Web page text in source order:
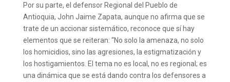
Por su parte, el defensor Regional del Pueblo de
Antioquia, John Jaime Zapata, aunque no afirma que se
trate de un accionar sistemático, reconoce que sí hay
elementos que se reiteran: “No solo la amenaza, no solo
los homicidios, sino las agresiones, la estigmatización y
los hostigamientos. El tema no es local, no es regional; es
una dinámica que se está dando contra los defensores a